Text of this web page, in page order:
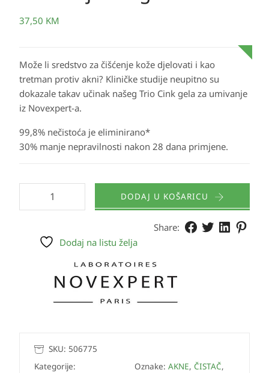
37,50 KM
Može li sredstvo za čišćenje kože djelovati i kao
tretman protiv akni? Kliničke studije neupitno su
dokazale takav učinak našeg Trio Cink gela za umivanje
iz Novexpert-a.
99,8% nečistoća je eliminirano*
30% manje nepravilnosti nakon 28 dana primjene.
DODAJ U KOŠARICU
Share:
Dodaj na listu želja
SKU: 506775
Kategorije:
Oznake: AKNE, ČISTAČ,